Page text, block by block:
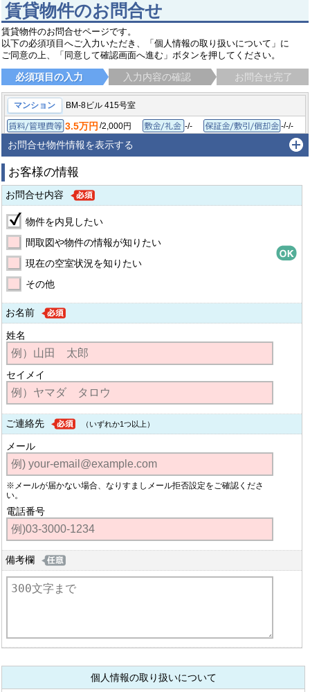
賃貸物件のお問合せ
賃貸物件のお問合せページです。
以下の必須項目へご入力いただき、「個人情報の取り扱いについて」に
ご同意の上、「同意して確認画面へ進む」ボタンを押してください。
必須項目の入力 入力内容の確認 お問合せ完了
マンション BM-8ビル 415号室
賃料/管理費等
3.5万円 /2,000円 敷金/礼金
-/- -/-/-
間取り/専有面積
1K/18.09㎡
広島市佐伯区美の里広島電鉄宮島線 楽々園駅 徒歩11分
お問合せ物件情報を表示する
お客様の情報
お問合せ内容
物件を内見したい
間取図や物件の情報が知りたい
現在の空室状況を知りたい
その他
お名前
姓名
セイメイ
ご連絡先 （いずれか1つ以上）
メール
※メールが届かない場合、なりすましメール拒否設定をご確認くださ
い。
電話番号
備考欄
個人情報の取り扱いについて